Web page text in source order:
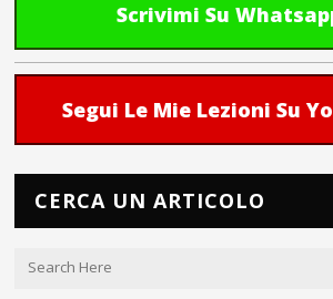
Scrivimi Su
Segui Le Mie Lezioni Su
CERCA UN ARTICOLO